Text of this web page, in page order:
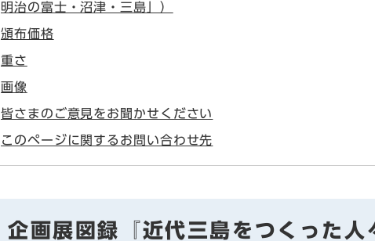
明治の富士・沼津・三島」）
頒布価格
重さ
画像
皆さまのご意見をお聞かせください
このページに関するお問い合わせ先
企画展図録『近代三島をつくった人